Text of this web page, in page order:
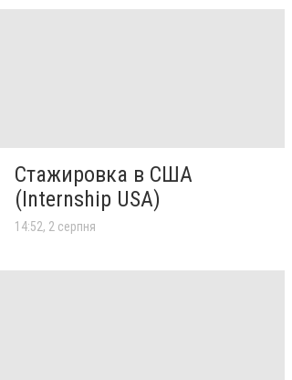
Стажировка в США
(Internship USA)
14:52, 2 серпня